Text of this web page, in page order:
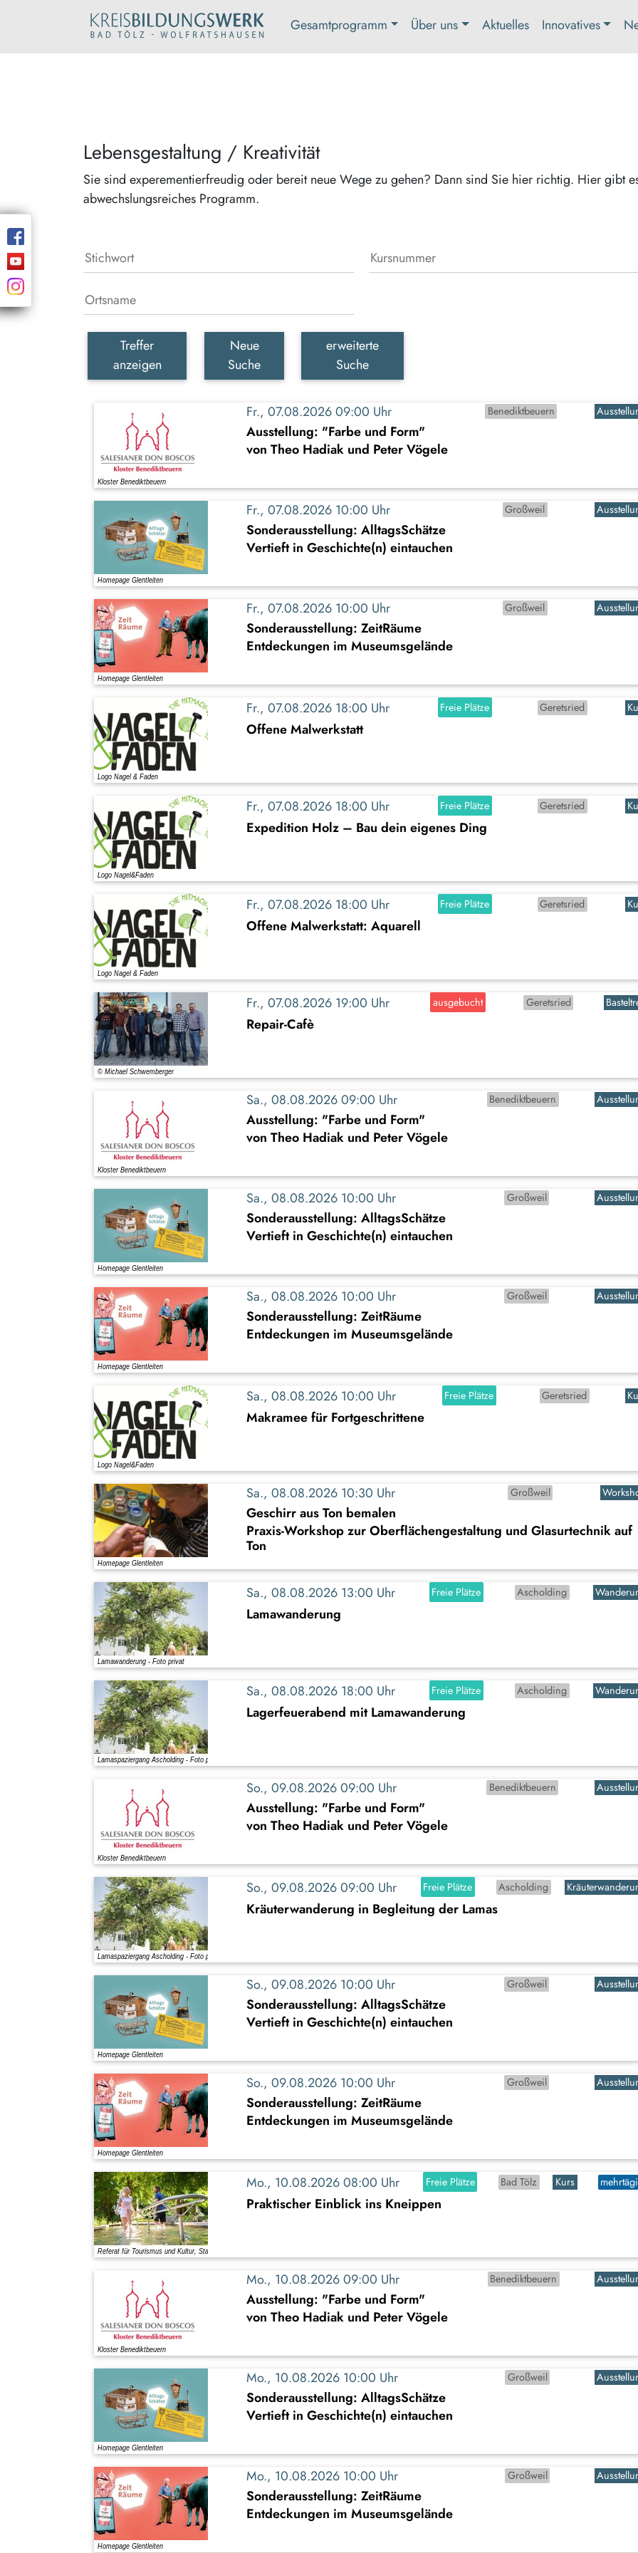
Gesamtprogramm Über uns Aktuelles Innovatives
Lebensgestaltung / Kreativität
Sie sind experementierfreudig oder bereit neue Wege zu gehen? Dann sind Sie hier richtig. Hier gibt es
abwechslungsreiches Programm.
Treffer
anzeigen
Neue
Suche
erweiterte
Suche
Fr., 07.08.2026 09:00 Uhr Benediktbeuern
Ausstellung: "Farbe und Form"
von Theo Hadiak und Peter Vögele
Fr., 07.08.2026 10:00 Uhr Großweil
Sonderausstellung: AlltagsSchätze
Vertieft in Geschichte(n) eintauchen
Fr., 07.08.2026 10:00 Uhr Großweil
Sonderausstellung: ZeitRäume
Entdeckungen im Museumsgelände
Fr., 07.08.2026 18:00 Uhr Freie Plätze Geretsried
Offene Malwerkstatt
Fr., 07.08.2026 18:00 Uhr Freie Plätze Geretsried
Expedition Holz – Bau dein eigenes Ding
Fr., 07.08.2026 18:00 Uhr Freie Plätze Geretsried
Offene Malwerkstatt: Aquarell
Fr., 07.08.2026 19:00 Uhr ausgebucht Geretsried
Repair-Cafè
Sa., 08.08.2026 09:00 Uhr Benediktbeuern
Ausstellung: "Farbe und Form"
von Theo Hadiak und Peter Vögele
Sa., 08.08.2026 10:00 Uhr Großweil
Sonderausstellung: AlltagsSchätze
Vertieft in Geschichte(n) eintauchen
Sa., 08.08.2026 10:00 Uhr Großweil
Sonderausstellung: ZeitRäume
Entdeckungen im Museumsgelände
Sa., 08.08.2026 10:00 Uhr Freie Plätze Geretsried
Makramee für Fortgeschrittene
Sa., 08.08.2026 10:30 Uhr Großweil
Geschirr aus Ton bemalen
Praxis-Workshop zur Oberflächengestaltung und Glasurtechnik auf
Ton
Sa., 08.08.2026 13:00 Uhr Freie Plätze Ascholding
Lamawanderung
Sa., 08.08.2026 18:00 Uhr Freie Plätze Ascholding
Lagerfeuerabend mit Lamawanderung
So., 09.08.2026 09:00 Uhr Benediktbeuern
Ausstellung: "Farbe und Form"
von Theo Hadiak und Peter Vögele
So., 09.08.2026 09:00 Uhr Freie Plätze Ascholding
Kräuterwanderung in Begleitung der Lamas
So., 09.08.2026 10:00 Uhr Großweil
Sonderausstellung: AlltagsSchätze
Vertieft in Geschichte(n) eintauchen
So., 09.08.2026 10:00 Uhr Großweil
Sonderausstellung: ZeitRäume
Entdeckungen im Museumsgelände
Mo., 10.08.2026 08:00 Uhr Freie Plätze Bad Tölz Kurs
Praktischer Einblick ins Kneippen
Mo., 10.08.2026 09:00 Uhr Benediktbeuern
Ausstellung: "Farbe und Form"
von Theo Hadiak und Peter Vögele
Mo., 10.08.2026 10:00 Uhr Großweil
Sonderausstellung: AlltagsSchätze
Vertieft in Geschichte(n) eintauchen
Mo., 10.08.2026 10:00 Uhr Großweil
Sonderausstellung: ZeitRäume
Entdeckungen im Museumsgelände